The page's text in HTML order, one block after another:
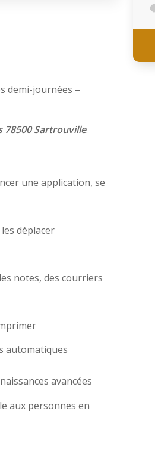
demi-journées –
78500 Sartrouville.
une application, se
déplacer
notes, des courriers
automatiques
avancées
aux personnes en